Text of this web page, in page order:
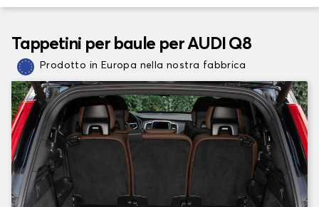
Tappetini per baule per AUDI Q8
Prodotto in Europa nella nostra fabbrica